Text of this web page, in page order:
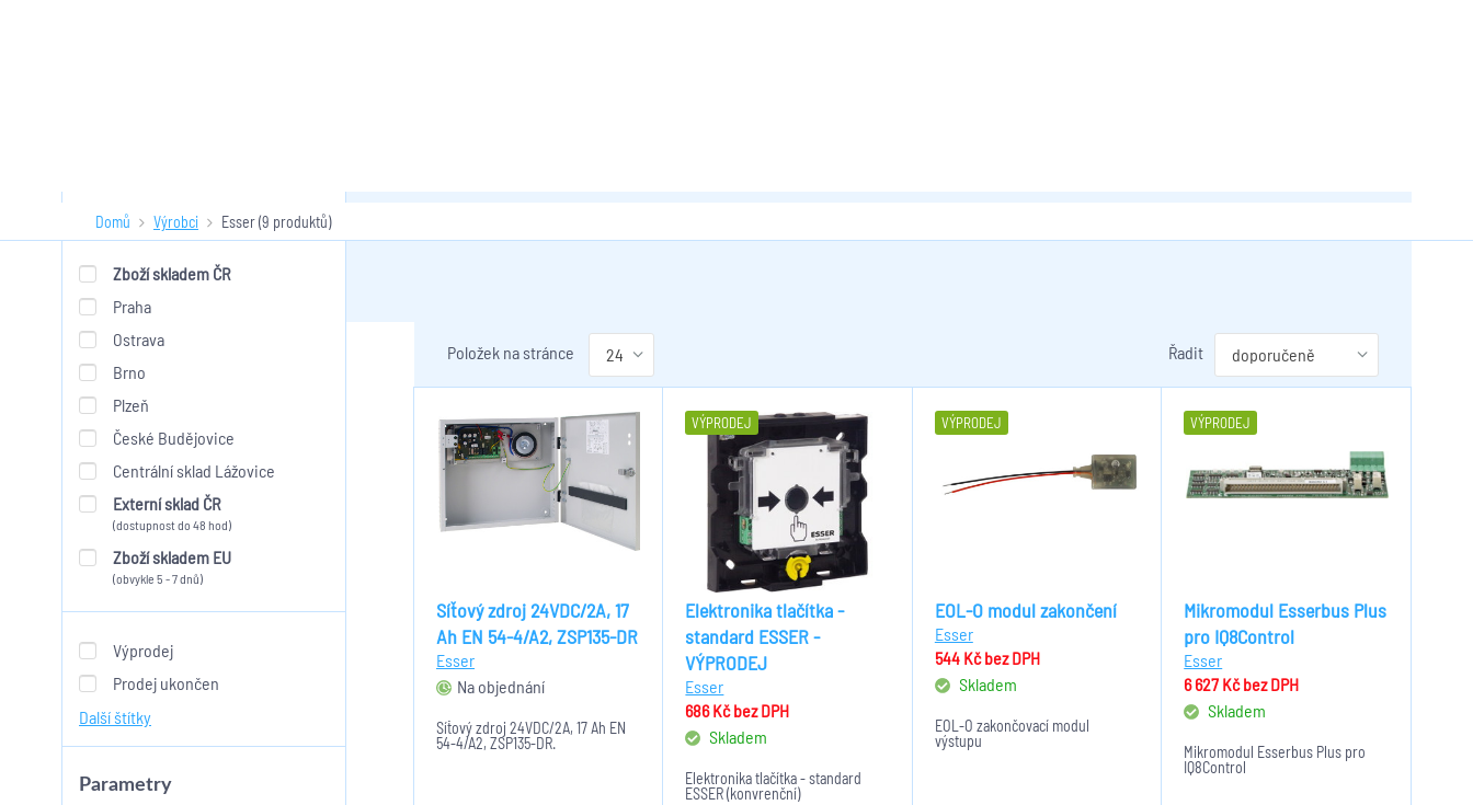
Domů Výrobci Esser(9 produktů)
Skladem
Zboží skladem ČR
Praha
Ostrava
Brno
Plzeň
České Budějovice
Centrální sklad Lážovice
Externí sklad ČR
(dostupnost do 48 hod)
Zboží skladem EU
(obvykle 5 - 7 dnů)
Výprodej
Prodej ukončen
Další štítky
Parametry
Položek na stránce Řadit
Síťový zdroj 24VDC/2A, 17
Ah EN 54-4/A2, ZSP135-DR
Esser
Na objednání
Síťový zdroj 24VDC/2A, 17 Ah EN
54-4/A2, ZSP135-DR.
VÝPRODEJ
Elektronika tlačítka -
standard ESSER -
VÝPRODEJ
Esser
686 Kčbez DPH
Skladem
Elektronika tlačítka - standard
ESSER (konvrenční)
VÝPRODEJ
EOL-O modul zakončení
Esser
544 Kčbez DPH
Skladem
EOL-O zakončovací modul
výstupu
VÝPRODEJ
Mikromodul Esserbus Plus
pro IQ8Control
Esser
6 627 Kčbez DPH
Skladem
Mikromodul Esserbus Plus pro
IQ8Control